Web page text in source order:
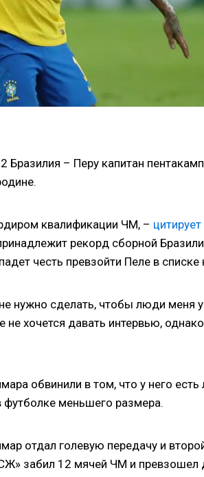
– Перу капитан
квалификации ЧМ, –
рекорд сборной
честь превзойти Пеле в
нужно сделать, чтобы люди меня
хочется давать интервью,
обвинили в том, что у него
футболке меньшего размера.
отдал голевую передачу и
забил 12 мячей ЧМ и превзошел